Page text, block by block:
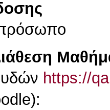
https://